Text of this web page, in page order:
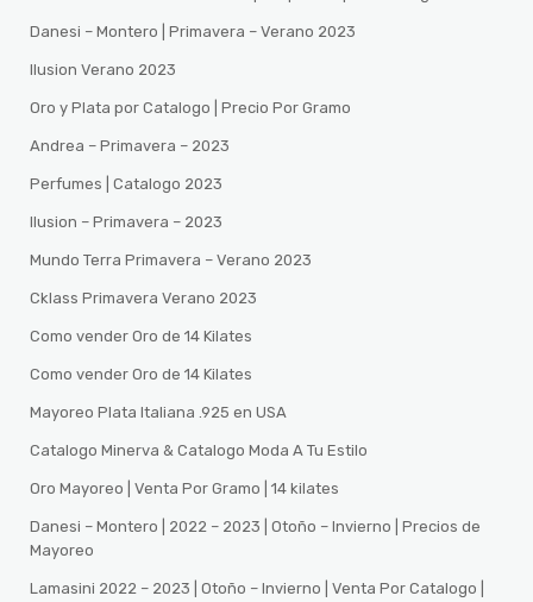
Danesi – Montero | Primavera – Verano 2023
Ilusion Verano 2023
Oro y Plata por Catalogo | Precio Por Gramo
Andrea – Primavera – 2023
Perfumes | Catalogo 2023
Ilusion – Primavera – 2023
Mundo Terra Primavera – Verano 2023
Cklass Primavera Verano 2023
Como vender Oro de 14 Kilates
Como vender Oro de 14 Kilates
Mayoreo Plata Italiana .925 en USA
Catalogo Minerva & Catalogo Moda A Tu Estilo
Oro Mayoreo | Venta Por Gramo | 14 kilates
Danesi – Montero | 2022 – 2023 | Otoño – Invierno | Precios de
Mayoreo
Lamasini 2022 – 2023 | Otoño – Invierno | Venta Por Catalogo |